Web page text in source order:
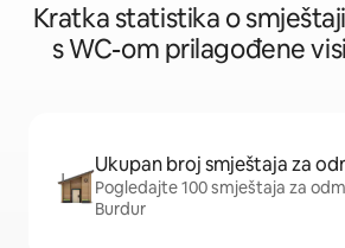
Kratka statistika o
s WC-om prilagođene
Ukupan broj smještaja za
Pogledajte 100 smještaja za
Burdur